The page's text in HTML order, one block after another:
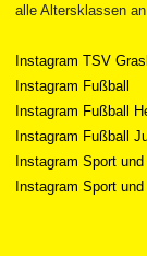
alle Altersklassen
Instagram TSV
Instagram Fußball
Instagram Fußball
Instagram Fußball
Instagram Sport und
Instagram Sport und